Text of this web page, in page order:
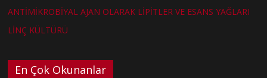
ANTİMİKROBİYAL AJAN OLARAK LİPİTLER VE ESANS YAĞLARI
LİNÇ KÜLTÜRÜ
En Çok Okunanlar